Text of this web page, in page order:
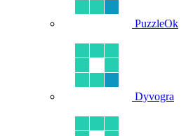
PuzzleOk
Dyvogra